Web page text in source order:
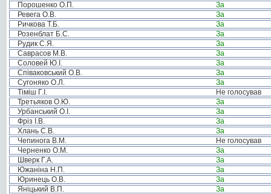
Порошенко О.П.
За
Ревега О.В.
За
Ричкова Т.Б.
За
Розенблат Б.С.
За
Рудик С.Я.
За
Саврасов М.В.
За
Соловей Ю.І.
За
Співаковський О.В.
За
Сугоняко О.Л.
За
Тіміш Г.І.
Не голосував
Третьяков О.Ю.
За
Урбанський О.І.
За
Фріз І.В.
За
Хлань С.В.
За
Чепинога В.М.
Не голосував
Черненко О.М.
За
Шверк Г.А.
За
Южаніна Н.П.
За
Юринець О.В.
За
Яніцький В.П.
За